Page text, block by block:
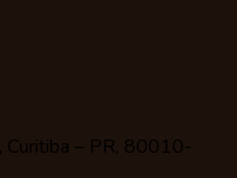
Curitiba – PR, 80010-